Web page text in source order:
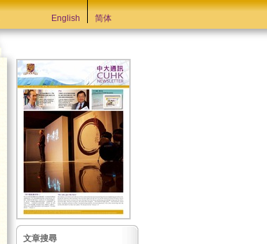
English 简体
文章搜尋